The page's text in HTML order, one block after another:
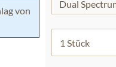
von
Dual